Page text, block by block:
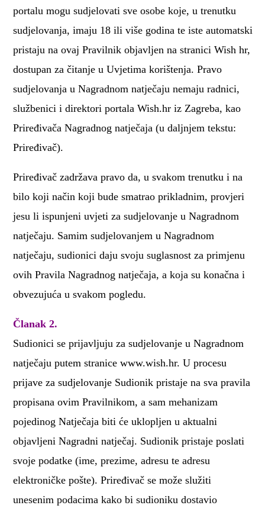
portalu mogu sudjelovati sve osobe koje, u trenutku
sudjelovanja, imaju 18 ili više godina te iste automatski
pristaju na ovaj Pravilnik objavljen na stranici Wish hr,
dostupan za čitanje u Uvjetima korištenja. Pravo
sudjelovanja u Nagradnom natječaju nemaju radnici,
službenici i direktori portala Wish.hr iz Zagreba, kao
Priređivača Nagradnog natječaja (u daljnjem tekstu:
Priređivač).
Priređivač zadržava pravo da, u svakom trenutku i na
bilo koji način koji bude smatrao prikladnim, provjeri
jesu li ispunjeni uvjeti za sudjelovanje u Nagradnom
natječaju. Samim sudjelovanjem u Nagradnom
natječaju, sudionici daju svoju suglasnost za primjenu
ovih Pravila Nagradnog natječaja, a koja su konačna i
obvezujuća u svakom pogledu.
Članak 2.
Sudionici se prijavljuju za sudjelovanje u Nagradnom
natječaju putem stranice www.wish.hr. U procesu
prijave za sudjelovanje Sudionik pristaje na sva pravila
propisana ovim Pravilnikom, a sam mehanizam
pojedinog Natječaja biti će uklopljen u aktualni
objavljeni Nagradni natječaj. Sudionik pristaje poslati
svoje podatke (ime, prezime, adresu te adresu
elektroničke pošte). Priređivač se može služiti
unesenim podacima kako bi sudioniku dostavio